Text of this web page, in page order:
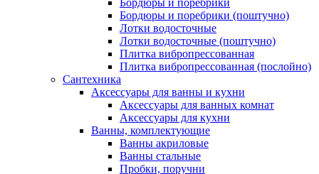
Бордюры и поребрики
Бордюры и поребрики (поштучно)
Лотки водосточные
Лотки водосточные (поштучно)
Плитка вибропрессованная
Плитка вибропрессованная (послойно)
Сантехника
Аксессуары для ванны и кухни
Аксессуары для ванных комнат
Аксессуары для кухни
Ванны, комплектующие
Ванны акриловые
Ванны стальные
Пробки, поручни